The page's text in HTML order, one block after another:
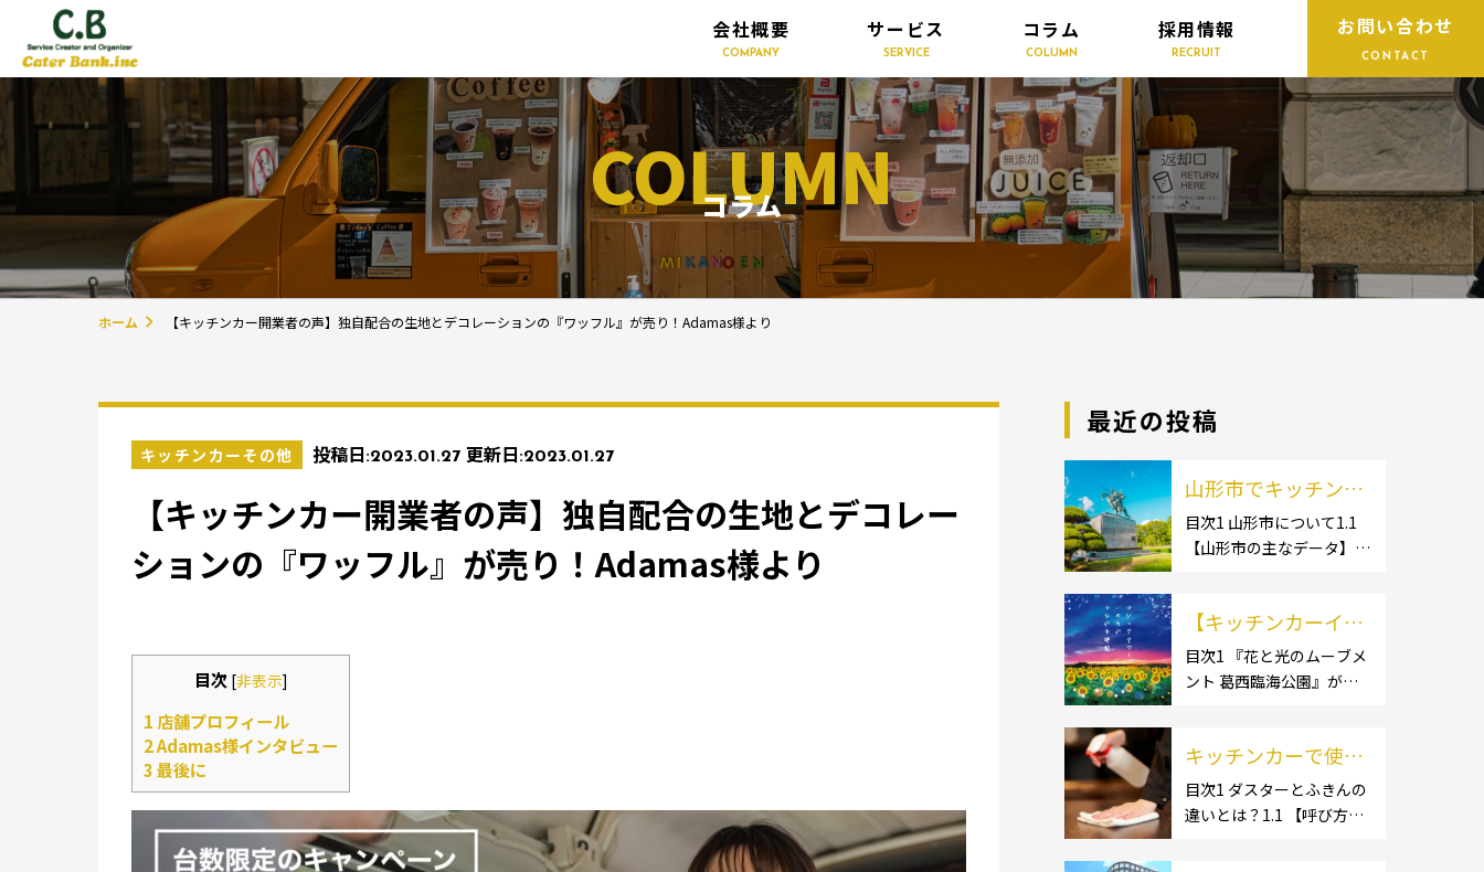
会社概要
COMPANY
サービス
SERVICE
コラム
COLUMN
採用情報
RECRUIT
お問い合わせ
CONTACT
COLUMN
コラム
ホーム 【キッチンカー開業者の声】独自配合の生地とデコレーションの『ワッフル』が売り！Adamas様より
キッチンカーその他 投稿日:2023.01.27 更新日:2023.01.27
【キッチンカー開業者の声】独自配合の生地とデコレー
ションの『ワッフル』が売り！Adamas様より
目次 [非表示]
1 店舗プロフィール
2Adamas様インタビュー
3最後に
最近の投稿
山形市でキッチンカ
ー開業するなら格安
のレンタル・リー
流れも解説！
目次1 山形市について1.1
【山形市の主なデータ】
王温泉]1.2.2 [文翔館]1.3
【名産品・ご当地グルメ】
1.3.1 [芋煮]1.3 […]
【キッチンカーイベ
ント情報】花と光の
ムーブメント 葛西臨
います！
目次1 『花と光のムーブメ
ント 葛西臨海公園』が開
場といえば、やっぱりイベ
ント！ 日本全国で、キッチ
ンカーが営業している様々
キッチンカーで使用
するダスター・ふき
んの選び方とは？お
目次1 ダスターとふきんの
違いとは？1.1 【呼び方の